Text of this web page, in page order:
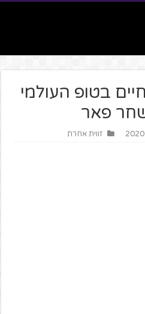
– החיים בטופ העולמי
פאר
זווית אחרת